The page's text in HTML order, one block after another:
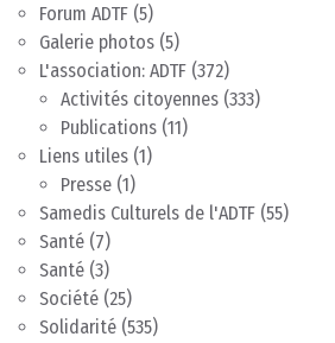
Forum ADTF (5)
Galerie photos (5)
L'association: ADTF (372)
Activités citoyennes (333)
Publications (11)
Liens utiles (1)
Presse (1)
Samedis Culturels de l'ADTF (55)
Santé (7)
Santé (3)
Société (25)
Solidarité (535)